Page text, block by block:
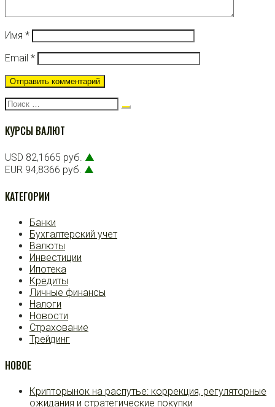
Имя *
Email *
Поиск:
КУРСЫ ВАЛЮТ
USD 82,1665 руб. ▲
EUR 94,8366 руб. ▲
КАТЕГОРИИ
Банки
Бухгалтерский учет
Валюты
Инвестиции
Ипотека
Кредиты
Личные финансы
Налоги
Новости
Страхование
Трейдинг
НОВОЕ
Крипторынок на распутье: коррекция, регуляторные
ожидания и стратегические покупки